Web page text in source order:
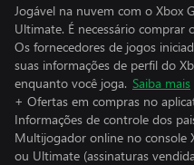
Jogável na nuvem com o Xbox
Ultimate. É necessário comprar
Os fornecedores de jogos
suas informações de perfil do
enquanto você joga. Saiba mais
+ Ofertas em compras no
Informações de controle dos
Multijogador online no console
ou Ultimate (assinaturas